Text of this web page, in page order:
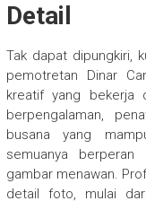
Detail
Tak dapat dipungkiri,
pemotretan Dinar
kreatif yang bekerja
berpengalaman,
busana yang
semuanya berperan
gambar menawan.
detail foto, mulai